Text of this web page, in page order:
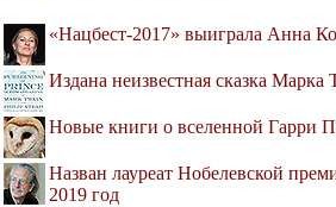
«Нацбест-2017» выиграла Анна
Издана неизвестная сказка Марка
Новые книги о вселенной Гарри
Назван лауреат Нобелевской
2019 год